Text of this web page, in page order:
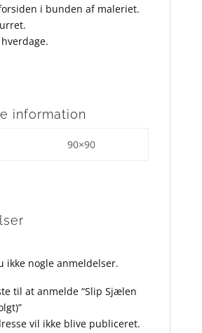
i bunden af maleriet.
information
90×90
ikke nogle anmeldelser.
til at anmelde “Slip Sjælen
vil ikke blive publiceret.